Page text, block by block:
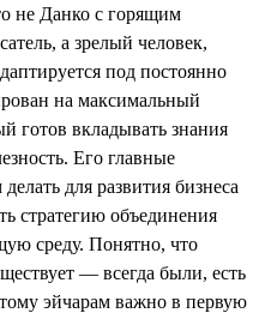
не Данко с горящим
а зрелый человек,
под постоянно
на максимальный
готов вкладывать знания
Его главные
для развития бизнеса
стратегию объединения
среду. Понятно, что
— всегда были, есть
эйчарам важно в первую